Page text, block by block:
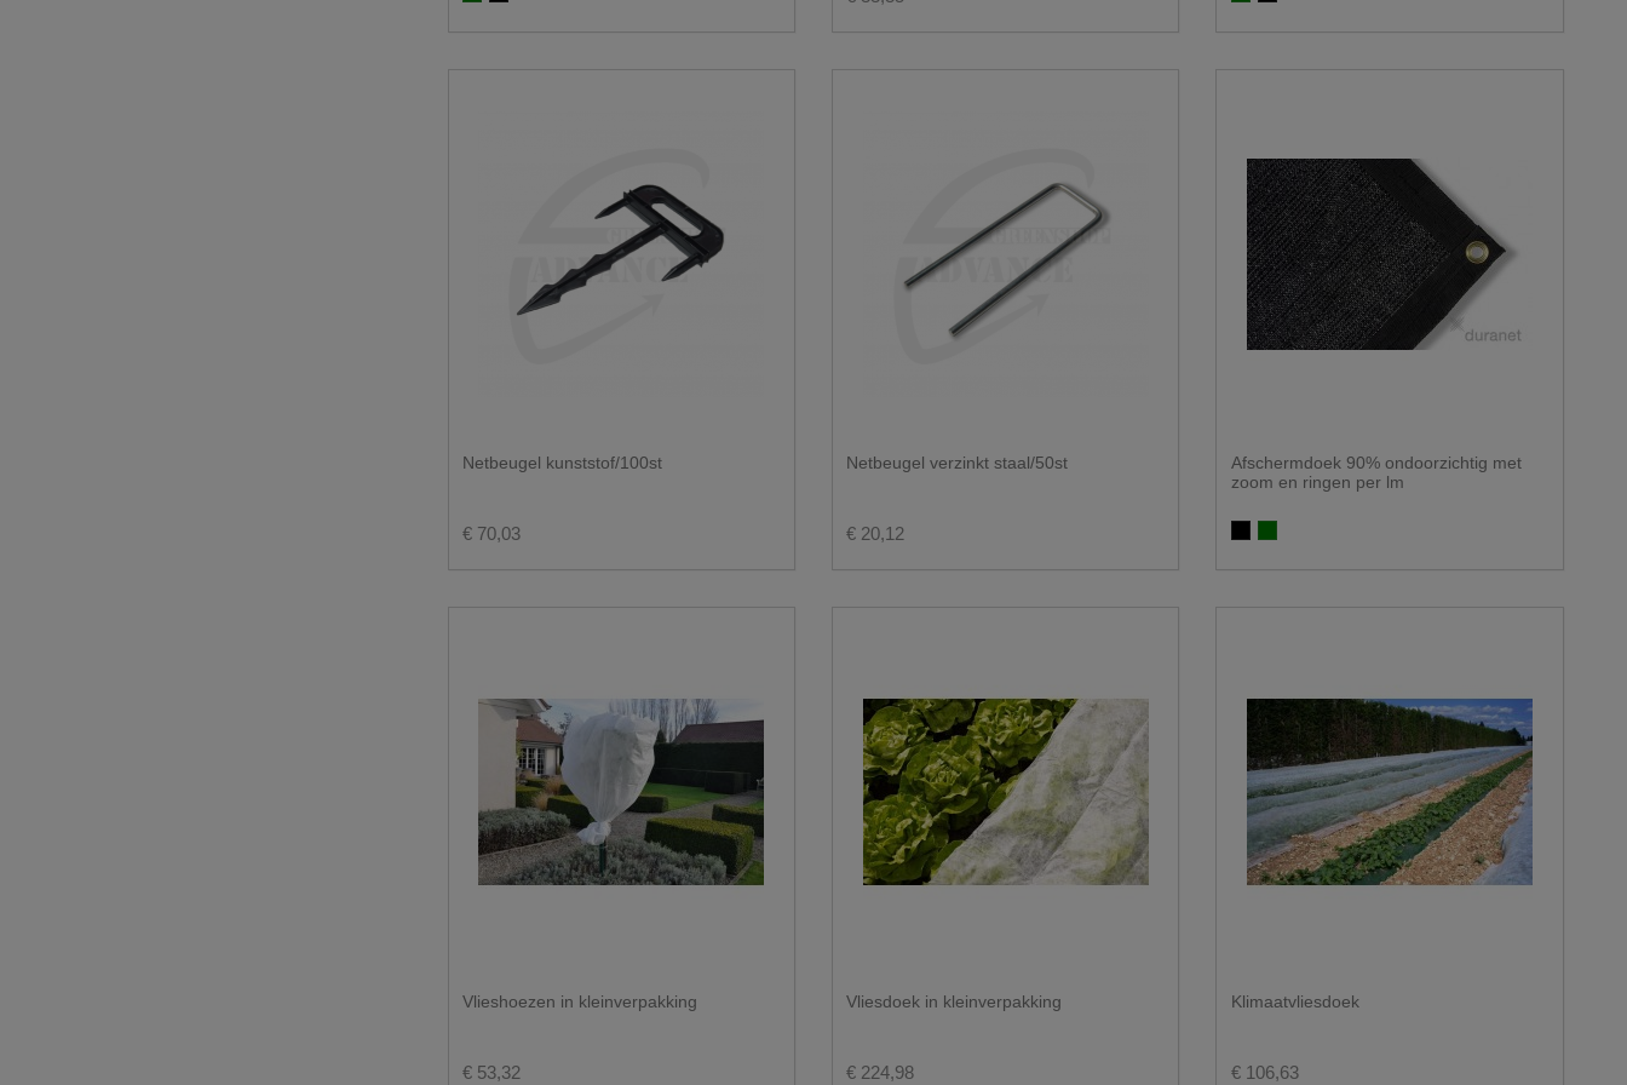
Netbeugel kunststof/100st
€ 70,03
Netbeugel verzinkt staal/50st
€ 20,12
Afschermdoek 90% ondoorzichtig met
zoom en ringen per lm
ZwartGroen
Vlieshoezen in kleinverpakking
€ 53,32
Vliesdoek in kleinverpakking
€ 224,98
Klimaatvliesdoek
€ 106,63